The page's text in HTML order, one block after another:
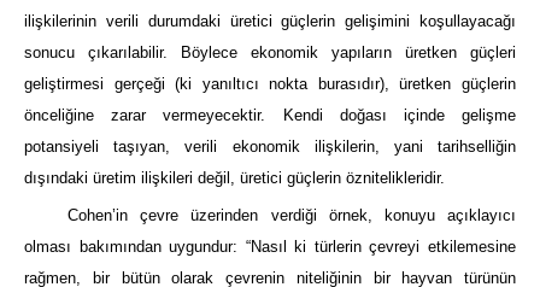
ilişkilerinin verili durumdaki üretici güçlerin gelişimini koşullayacağı
sonucu çıkarılabilir. Böylece ekonomik yapıların üretken güçleri
geliştirmesi gerçeği (ki yanıltıcı nokta burasıdır), üretken güçlerin
önceliğine zarar vermeyecektir. Kendi doğası içinde gelişme
potansiyeli taşıyan, verili ekonomik ilişkilerin, yani tarihselliğin
dışındaki üretim ilişkileri değil, üretici güçlerin öznitelikleridir.
Cohen’in çevre üzerinden verdiği örnek, konuyu açıklayıcı
olması bakımından uygundur: “Nasıl ki türlerin çevreyi etkilemesine
rağmen, bir bütün olarak çevrenin niteliğinin bir hayvan türünün